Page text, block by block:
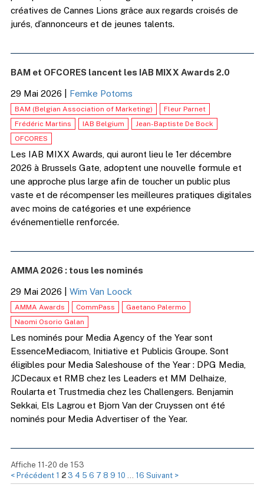
créatives de Cannes Lions grâce aux regards croisés de
jurés, d’annonceurs et de jeunes talents.
BAM et OFCORES lancent les IAB MIXX Awards 2.0
29 Mai 2026 Femke Potoms
BAM (Belgian Association of Marketing)
Fleur Parnet
Frédéric Martins
IAB Belgium
Jean-Baptiste De Bock
OFCORES
Les IAB MIXX Awards, qui auront lieu le 1er décembre
2026 à Brussels Gate, adoptent une nouvelle formule et
une approche plus large afin de toucher un public plus
vaste et de récompenser les meilleures pratiques digitales
avec moins de catégories et une expérience
événementielle renforcée.
AMMA 2026 : tous les nominés
29 Mai 2026 Wim Van Loock
AMMA Awards CommPass
Gaetano Palermo
Naomi Osorio Galan
Les nominés pour Media Agency of the Year sont
EssenceMediacom, Initiative et Publicis Groupe. Sont
éligibles pour Media Saleshouse of the Year : DPG Media,
JCDecaux et RMB chez les Leaders et MM Delhaize,
Roularta et Trustmedia chez les Challengers. Benjamin
Sekkai, Els Lagrou et Bjorn Van der Cruyssen ont été
nominés pour Media Advertiser of the Year.
Affiche 11-20 de 153
< Précédent 1 2 3 4 5 6 7 8 9 10 … 16 Suivant >